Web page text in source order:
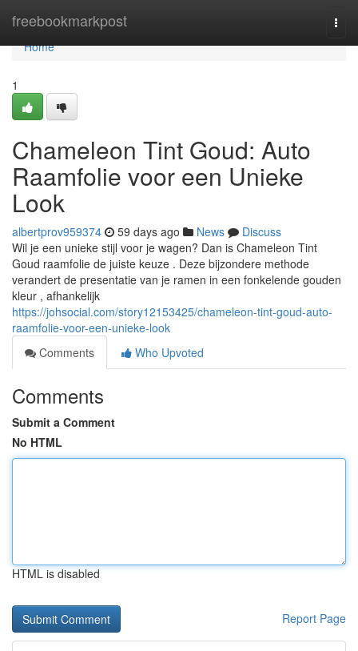
freebookmarkpost
Home
Home
1
Chameleon Tint Goud: Auto
Raamfolie voor een Unieke
Look
albertprov959374 59 days ago News
Discuss
Wil je een unieke stijl voor je wagen? Dan is Chameleon Tint
Goud raamfolie de juiste keuze . Deze bijzondere methode
verandert de presentatie van je ramen in een fonkelende gouden
kleur , afhankelijk
https://johsocial.com/story12153425/chameleon-tint-goud-auto-
raamfolie-voor-een-unieke-look
Comments
Who Upvoted
Comments
Submit a Comment
No HTML
HTML is disabled
Report Page